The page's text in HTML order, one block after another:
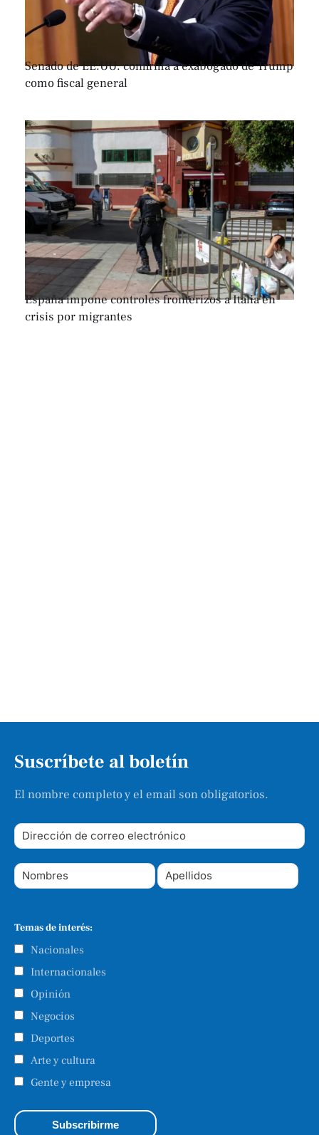
Senado de EE.UU. confirma a exabogado de Trump
como fiscal general
España impone controles fronterizos a Italia en
crisis por migrantes
Suscríbete al boletín
El nombre completo y el email son obligatorios.
Temas de interés:
Nacionales
Internacionales
Opinión
Negocios
Deportes
Arte y cultura
Gente y empresa